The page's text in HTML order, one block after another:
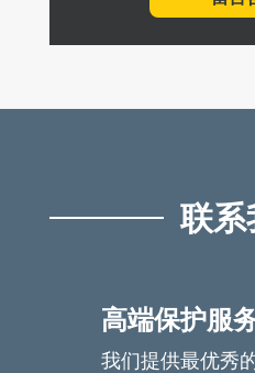
联系
高端保护服
我们提供最优秀